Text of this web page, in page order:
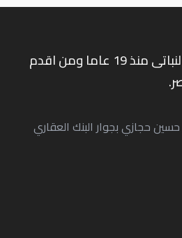
نعمل في صناعة الفحم النباتى منذ 19 عاما ومن اقدم
حسين حجازي بجوار البنك العقاري